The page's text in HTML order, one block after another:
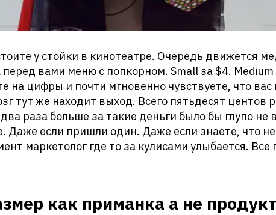
у стойки в кинотеатре. Очередь движется
перед вами меню с попкорном. Small за $4. Medium
на цифры и почти мгновенно чувствуете, что
тут же находит выход. Всего пятьдесят центов
раза больше за такие деньги было бы глупо не
Даже если пришли один. Даже если знаете, что
маркетолог где то за кулисами улыбается.
как приманка а не продукт